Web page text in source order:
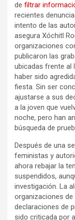
de filtrar
recientes
intento de las
asegura Xóchitl
organizaciones
publicaron las
ubicadas frente al
haber sido
fiesta. Sin ser
ajustarse a sus
a la joven que
noche, pero han
búsqueda de
Después de una
feministas y
ahora rebajar la
suspendidos,
investigación. La
organizaciones
declaraciones de
sido criticada por